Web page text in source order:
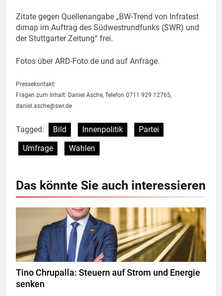
Zitate gegen Quellenangabe „BW-Trend von Infratest
dimap im Auftrag des Südwestrundfunks (SWR) und
der Stuttgarter Zeitung“ frei.
Fotos über ARD-Foto.de und auf Anfrage.
Pressekontakt:
Fragen zum Inhalt: Daniel Asche, Telefon 0711 929 12765,
daniel.asche@swr.de
Tagged: Bild Innenpolitik
Partei
Umfrage
Wahlen
Das könnte Sie auch interessieren
Tino Chrupalla: Steuern auf Strom und Energie
senken